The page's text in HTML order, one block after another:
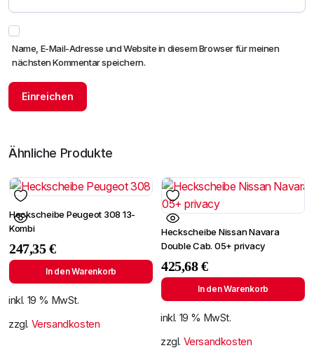
Name, E-Mail-Adresse und Website in diesem Browser für meinen
nächsten Kommentar speichern.
Ähnliche Produkte
Heckscheibe Peugeot 308 13-
Kombi
247,35€
In den Warenkorb
inkl. 19 % MwSt.
zzgl. Versandkosten
Heckscheibe Nissan Navara
Double Cab. 05+ privacy
425,68€
In den Warenkorb
inkl. 19 % MwSt.
zzgl. Versandkosten